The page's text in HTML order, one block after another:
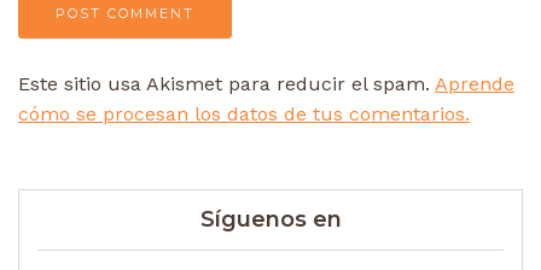
Este sitio usa Akismet para reducir el spam. Aprende
cómo se procesan los datos de tus comentarios.
Síguenos en